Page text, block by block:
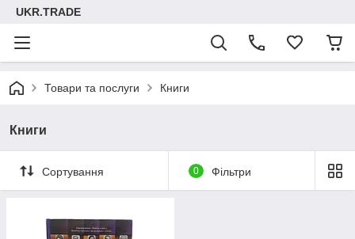
UKR.TRADE
Товари та послуги Книги
Книги
Сортування 0 Фільтри